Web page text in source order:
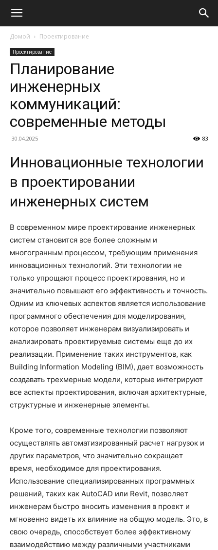
Домой Проектирование
Проектирование
Планирование
инженерных
коммуникаций:
современные методы
30.04.2025 83
Инновационные технологии
в проектировании
инженерных систем
В современном мире проектирование инженерных
систем становится все более сложным и
многогранным процессом, требующим применения
инновационных технологий. Эти технологии не
только упрощают процесс проектирования, но и
значительно повышают его эффективность и точность.
Одним из ключевых аспектов является использование
программного обеспечения для моделирования,
которое позволяет инженерам визуализировать и
анализировать проектируемые системы еще до их
реализации. Применение таких инструментов, как
Building Information Modeling (BIM), дает возможность
создавать трехмерные модели, которые интегрируют
все аспекты проектирования, включая архитектурные,
структурные и инженерные элементы.
Кроме того, современные технологии позволяют
осуществлять автоматизированный расчет нагрузок и
других параметров, что значительно сокращает
время, необходимое для проектирования.
Использование специализированных программных
решений, таких как AutoCAD или Revit, позволяет
инженерам быстро вносить изменения в проект и
мгновенно видеть их влияние на общую модель. Это, в
свою очередь, способствует более эффективному
взаимодействию между различными участниками